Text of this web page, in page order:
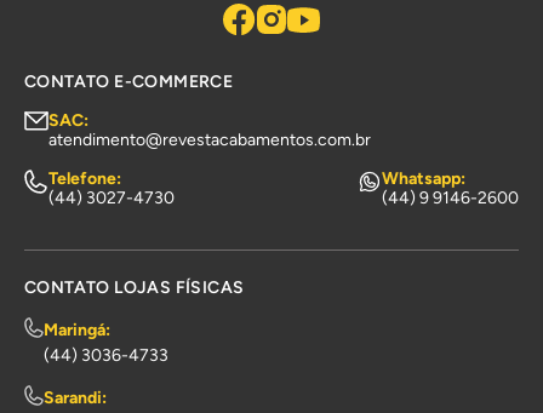
CONTATO E-COMMERCE
SAC:
atendimento@revestacabamentos.com.br
Telefone:
(44) 3027-4730
Whatsapp:
(44) 9 9146-2600
CONTATO LOJAS FÍSICAS
Maringá:
(44) 3036-4733
Sarandi: